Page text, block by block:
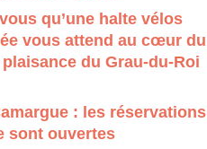
qu’une halte vélos
vous attend au cœur du
du Grau-du-Roi
: les réservations
sont ouvertes